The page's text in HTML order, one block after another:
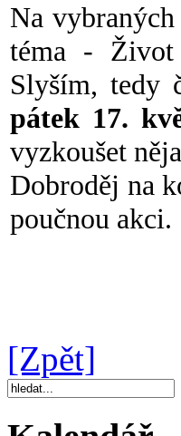
Na
téma - Život
Slyším, tedy
pátek 17.
vyzkoušet
Dobroděj na
poučnou akci.
[Zpět]